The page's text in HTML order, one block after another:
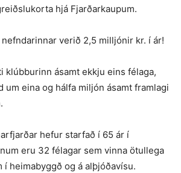
hjá Fjarðarkaupum.
verið 2,5 milljónir kr. í ár!
klúbburinn ásamt ekkju eins félaga,
eina og hálfa miljón ásamt framlagi
hefur starfað í 65 ár í
eru 32 félagar sem vinna ötullega
í heimabyggð og á alþjóðavísu.